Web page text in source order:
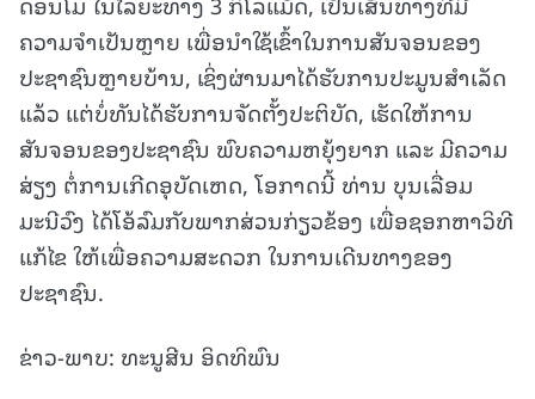
ຄວາມຈຳເປັນຫຼາຍ ເພື່ອນຳໃຊ້ເຂົ້າໃນການສັນຈອນຂອງ
ປະຊາຊົນຫຼາຍບ້ານ, ເຊິ່ງຜ່ານມາໄດ້ຮັບການປະມູນສໍາເລັດ
ແລ້ວ ແຕ່ບໍ່ທັນໄດ້ຮັບການຈັດຕັ້ງປະຕິບັດ, ເຮັດໃຫ້ການ
ສັນຈອນຂອງປະຊາຊົນ ພົບຄວາມຫຍຸ້ງຍາກ ແລະ ມີຄວາມ
ສ່ຽງ ຕໍ່ການເກີດອຸບັດເຫດ, ໂອກາດນີ້ ທ່ານ ບຸນເລື່ອມ
ມະນີວົງ ໄດ້ໂອ້ລົມກັບພາກສ່ວນກ່ຽວຂ້ອງ ເພື່ອຊອກຫາວິທີ
ແກ້ໄຂ ໃຫ້ເພື່ອຄວາມສະດວກ ໃນການເດີນທາງຂອງ
ປະຊາຊົນ.
ຂ່າວ-ພາບ: ທະນູສີນ ອິດທິພົນ